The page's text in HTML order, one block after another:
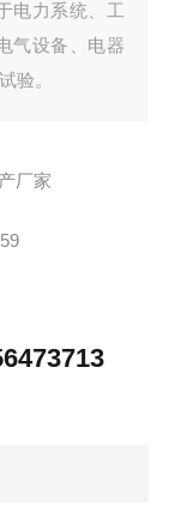
电力系统、工
气设备、电器
验。
厂家